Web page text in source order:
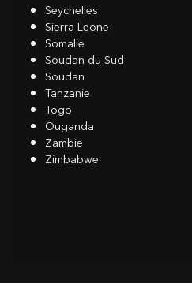
Seychelles
Sierra Leone
Somalie
Soudan du Sud
Soudan
Tanzanie
Togo
Ouganda
Zambie
Zimbabwe